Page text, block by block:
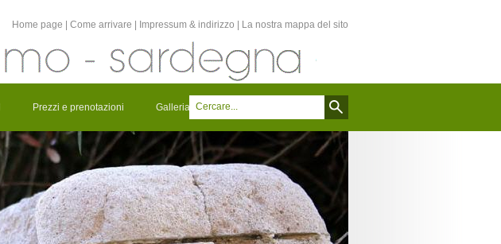
Home page Come arrivare Impressum & indirizzo La nostra mappa del sito
Prezzi e prenotazioni Galleria Notizie